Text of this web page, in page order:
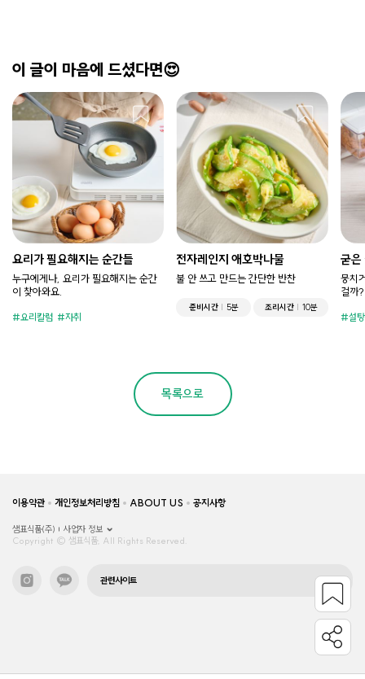
이 글이 마음에 드셨다면😍
요리가 필요해지는 순간들
누구에게나, 요리가 필요해지는 순간
이 찾아와요.
요리칼럼 자취
전자레인지 애호박나물
불 안 쓰고 만드는 간단한 반찬
준비시간 5분 조리시간 10분
굳은
뭉치
걸까?
설탕
목록으로
이용약관 개인정보처리방침 ABOUT US 공지사항
샘표식품(주)
사업자 정보
Copyright © 샘표식품, All Rights Reserved.
관련사이트